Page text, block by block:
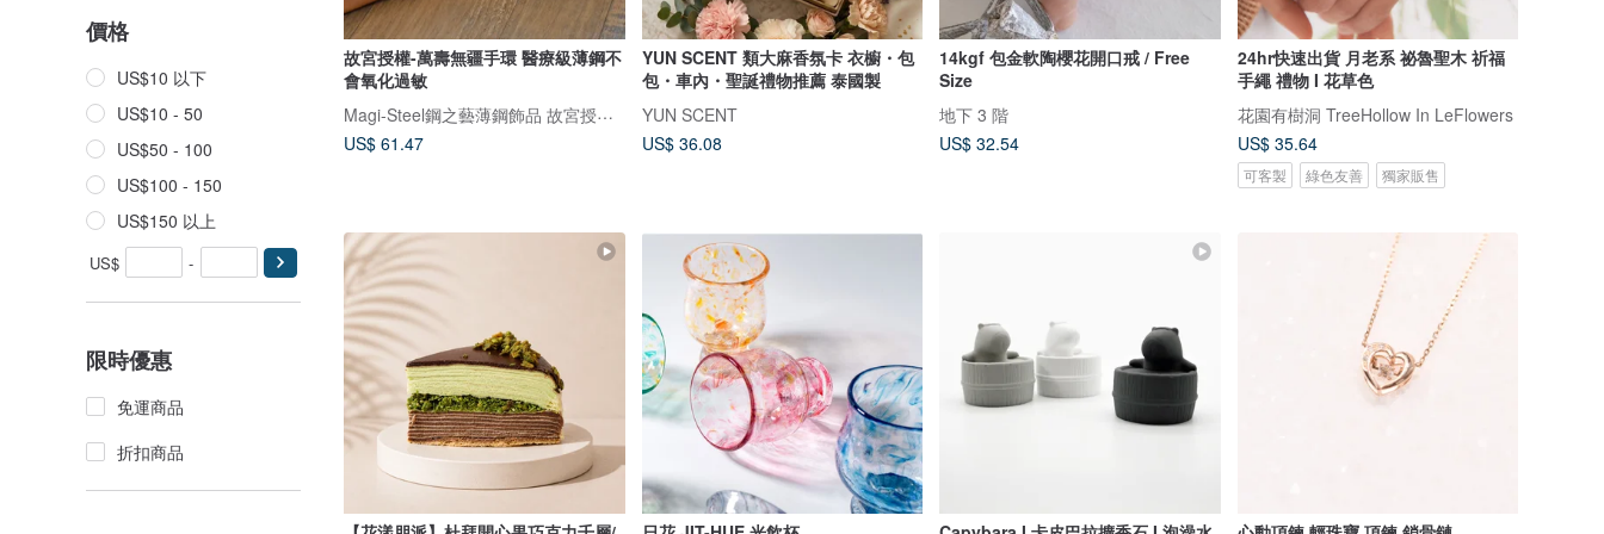
價格
US$10 以下
US$10 - 50
US$50 - 100
US$100 - 150
US$150 以上
US$ -
限時優惠
免運商品
折扣商品
故宮授權-萬壽無疆手環 醫療級薄鋼不
會氧化過敏
Magi-Steel鋼之藝薄鋼飾品 故宮授權聯名商品 台灣設計製造
US$ 61.47
YUN SCENT 類大麻香氛卡 衣櫥・包
包・車內・聖誕禮物推薦 泰國製
YUN SCENT
US$ 36.08
14kgf 包金軟陶櫻花開口戒 / Free
Size
地下 3 階
US$ 32.54
24hr快速出貨 月老系 祕魯聖木 祈福
手繩 禮物 I 花草色
花園有樹洞 TreeHollow In LeFlowers
US$ 35.64
可客製 綠色友善 獨家販售